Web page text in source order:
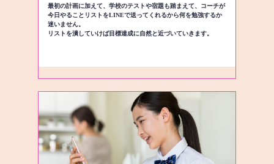
最初の計画に加えて、学校のテストや宿題も踏まえて、コーチが
今日やることリストをLINEで送ってくれるから何を勉強するか
迷いません。
リストを潰していけば目標達成に自然と近づいていきます。